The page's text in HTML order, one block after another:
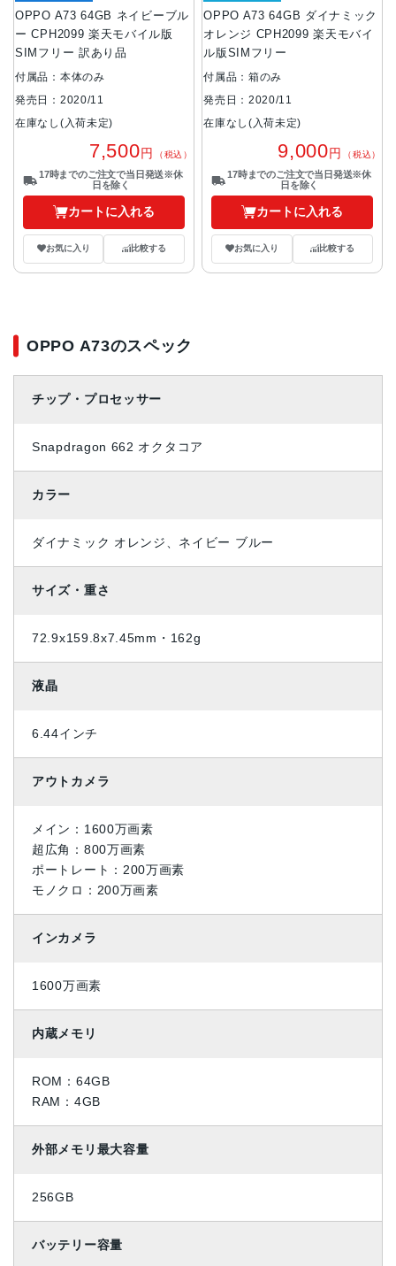
OPPO A73 64GB ネイビーブル
ー CPH2099 楽天モバイル版
SIMフリー 訳あり品
付属品：本体のみ
発売日：2020/11
在庫なし(入荷未定)
7,500円 （税込）
17時までのご注文で当日発送※休
日を除く
カートに入れる
お気に入り 比較する
OPPO A73 64GB ダイナミック
オレンジ CPH2099 楽天モバイ
ル版SIMフリー
付属品：箱のみ
発売日：2020/11
在庫なし(入荷未定)
9,000円 （税込）
17時までのご注文で当日発送※休
日を除く
カートに入れる
お気に入り 比較する
OPPO A73のスペック
チップ・プロセッサー
Snapdragon 662 オクタコア
カラー
ダイナミック オレンジ、ネイビー ブルー
サイズ・重さ
72.9x159.8x7.45mm・162g
液晶
6.44インチ
アウトカメラ
メイン：1600万画素
超広角：800万画素
ポートレート：200万画素
モノクロ：200万画素
インカメラ
1600万画素
内蔵メモリ
ROM：64GB
RAM：4GB
外部メモリ最大容量
256GB
バッテリー容量